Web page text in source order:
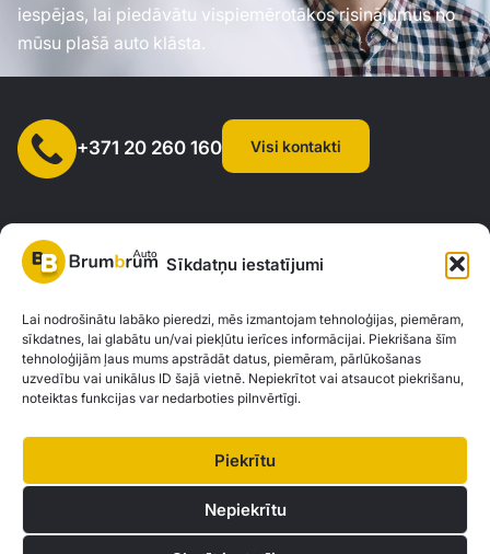
Sīkdatņu iestatījumi
Lai nodrošinātu labāko pieredzi, mēs izmantojam tehnoloģijas, piemēram,
sīkdatnes, lai glabātu un/vai piekļūtu ierīces informācijai. Piekrišana šīm
tehnoloģijām ļaus mums apstrādāt datus, piemēram, pārlūkošanas
uzvedību vai unikālus ID šajā vietnē. Nepiekrītot vai atsaucot piekrišanu,
noteiktas funkcijas var nedarboties pilnvērtīgi.
Piekrītu
Nepiekrītu
iespējas, lai piedāvātu vispiemērotākos risinājumus no
mūsu plašā auto klāsta.
+371 20 260 160 Visi kontakti
SIA "AUTOCLICK", Reģ. Nr. 40203371960, Adrese: Mazjumpravas
iela 77, Rīga, LV-1063 |20260160
Privātuma politikaKontakti
Brum Brum Auto nav finanšu iestāde, bet sadarbojas ar vairākām bankām un
piedāvājam konsultācijas un atbalstu, lai atrastu vislabākos finanšu risinājumus,
kas atbilst jūsu individuālajām vajadzībām un iespējām.